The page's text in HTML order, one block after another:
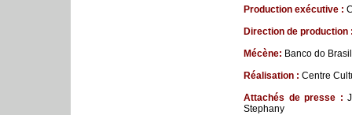
Production exécutive :
Direction de production
Mécène: Banco do Brasil
Réalisation : Centre
Attachés de presse :
Stephany